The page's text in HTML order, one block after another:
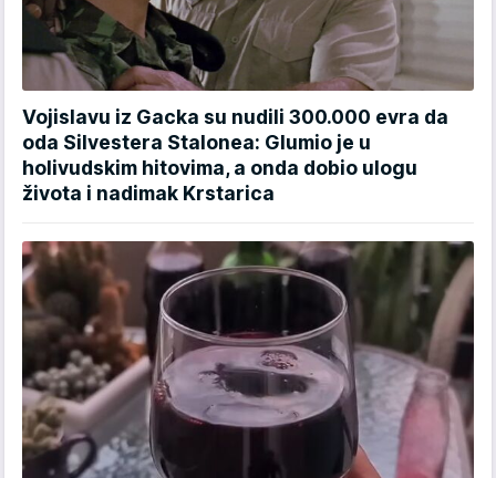
Vojislavu iz Gacka su nudili 300.000 evra da
oda Silvestera Stalonea: Glumio je u
holivudskim hitovima, a onda dobio ulogu
života i nadimak Krstarica